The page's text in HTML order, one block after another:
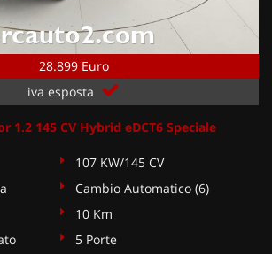
28.899 Euro
iva esposta
1.2 145 CV Hybrid eDCT6 Speciale
107 KW/145 CV
Cambio Automatico (6)
10 Km
5 Porte